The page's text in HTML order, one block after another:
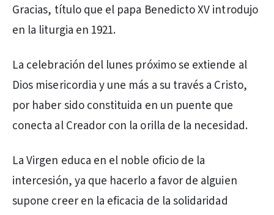
Gracias, título que el papa Benedicto XV introdujo
en la liturgia en 1921.
La celebración del lunes próximo se extiende al
Dios misericordia y une más a su través a Cristo,
por haber sido constituida en un puente que
conecta al Creador con la orilla de la necesidad.
La Virgen educa en el noble oficio de la
intercesión, ya que hacerlo a favor de alguien
supone creer en la eficacia de la solidaridad